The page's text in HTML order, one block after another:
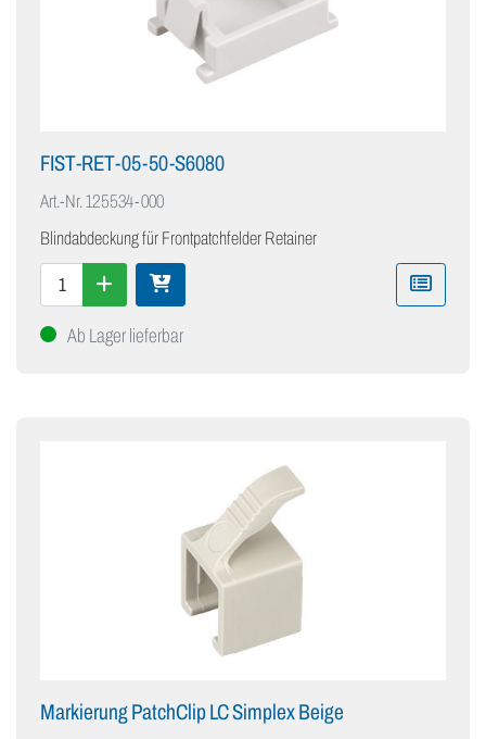
FIST-RET-05-50-S6080
Art.-Nr.125534-000
Blindabdeckung für Frontpatchfelder Retainer
Ab Lager lieferbar
Markierung PatchClip LC Simplex Beige